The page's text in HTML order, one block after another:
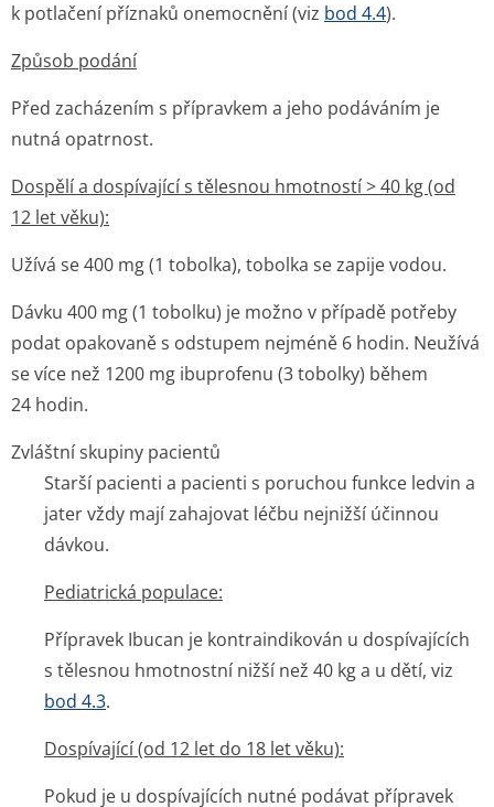
k potlačení příznaků onemocnění (viz bod 4.4).
Způsob podání
Před zacházením s přípravkem a jeho podáváním je
nutná opatrnost.
Dospělí a dospívající s tělesnou hmotností > 40 kg (od
12 let věku):
Užívá se 400 mg (1 tobolka), tobolka se zapije vodou.
Dávku 400 mg (1 tobolku) je možno v případě potřeby
podat opakovaně s odstupem nejméně 6 hodin. Neužívá
se více než 1200 mg ibuprofenu (3 tobolky) během
24 hodin.
Zvláštní skupiny pacientů
Starší pacienti a pacienti s poruchou funkce ledvin a
jater vždy mají zahajovat léčbu nejnižší účinnou
dávkou.
Pediatrická populace:
Přípravek Ibucan je kontraindikován u dospívajících
s tělesnou hmotnostní nižší než 40 kg a u dětí, viz
bod 4.3.
Dospívající (od 12 let do 18 let věku):
Pokud je u dospívajících nutné podávat přípravek